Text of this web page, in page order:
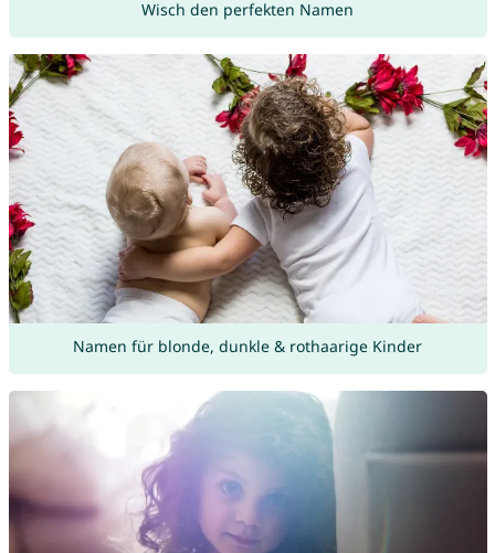
Wisch den perfekten Namen
Namen für blonde, dunkle & rothaarige Kinder